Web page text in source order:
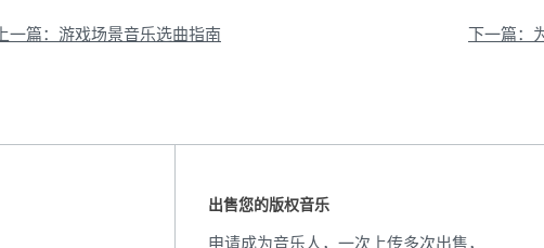
上一篇：游戏场景音乐选曲指南
出售您的版权音乐
申请成为音乐人，一次上传多次出售，